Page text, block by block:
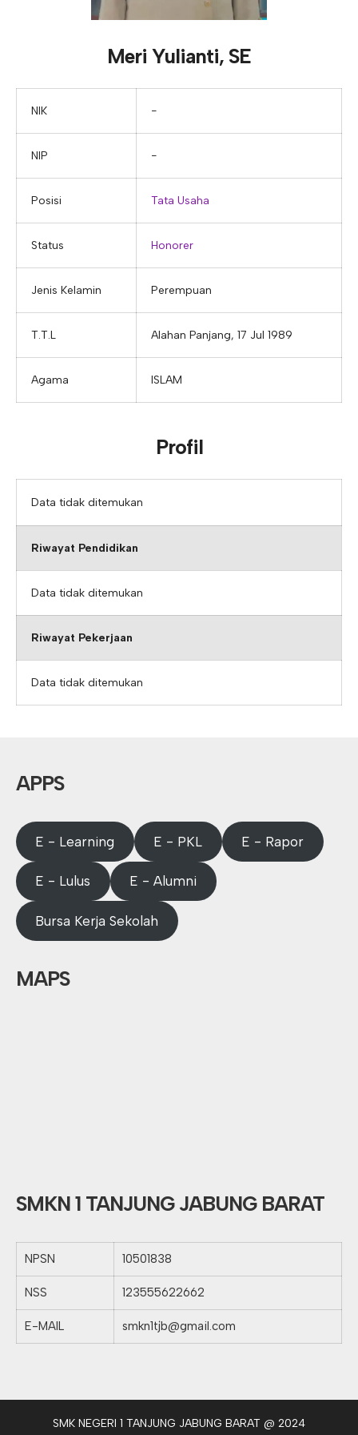
Tupoksi Wakil Bidang Sarana Prasarana
Tupoksi Wakil Bidang Kesiswaan
Tupoksi Guru Piket
Tupoksi Ketua Kons. Keahlian
Tupoksi Kepala Tata Usaha
Tupoksi Bendahara BOS
Tupoksi Bendahara Komite
Tupoksi Perpustakaan
Meri Yulianti, SE
NIK −
NIP −
Posisi Tata Usaha
Status Honorer
Jenis Kelamin Perempuan
T.T.L Alahan Panjang, 17 Jul 1989
Agama ISLAM
Profil
Data tidak ditemukan
Riwayat Pendidikan
Data tidak ditemukan
Riwayat Pekerjaan
Data tidak ditemukan
APPS
E - Learning E - PKL E - Rapor
E - Lulus E - Alumni
Bursa Kerja Sekolah
MAPS
SMKN 1 TANJUNG JABUNG BARAT
NPSN 10501838
NSS 123555622662
E-MAIL smkn1tjb@gmail.com
SMK NEGERI 1 TANJUNG JABUNG BARAT @ 2024